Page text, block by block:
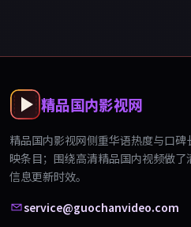
精品国内影视网
精品国内影视网侧重华语热度与口碑
映条目；围绕高清精品国内视频做了
信息更新时效。
service@guochanvideo.com